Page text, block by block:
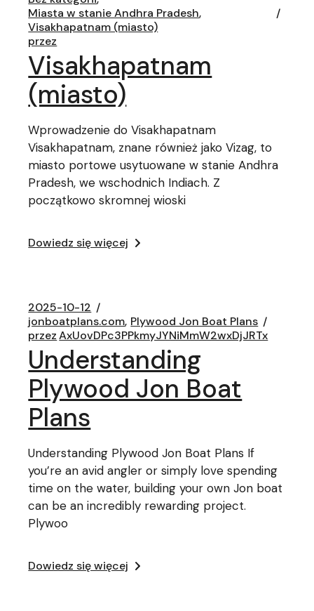
Miasta w stanie Andhra Pradesh
Visakhapatnam (miasto)
przez
Visakhapatnam
(miasto)
Wprowadzenie do Visakhapatnam
Visakhapatnam, znane również jako Vizag, to
miasto portowe usytuowane w stanie Andhra
Pradesh, we wschodnich Indiach. Z
początkowo skromnej wioski
Dowiedz się więcej
2025-10-12
jonboatplans.com Plywood Jon Boat Plans
przez AxUovDPc3PPkmyJYNiMmW2wxDjJRTx
Understanding
Plywood Jon Boat
Plans
Understanding Plywood Jon Boat Plans If
you’re an avid angler or simply love spending
time on the water, building your own Jon boat
can be an incredibly rewarding project.
Plywoo
Dowiedz się więcej